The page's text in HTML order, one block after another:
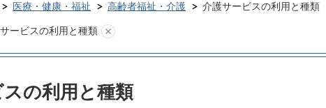
医療・健康・福祉 高齢者福祉・介護 介護サービスの利用と種類
ービスの利用と種類
の利用と種類